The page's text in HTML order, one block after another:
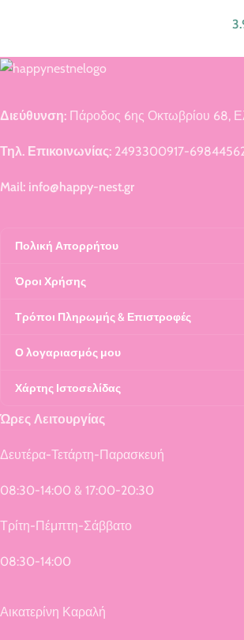
Διεύθυνση: Πάροδος 6ης Οκτωβρίου 68,
Τηλ. Επικοινωνίας: 2493300917-
Mail: info@happy-nest.gr
Πολική Απορρήτου
Όροι Χρήσης
Τρόποι Πληρωμής & Επιστροφές
Ο λογαριασμός μου
Χάρτης Ιστοσελίδας
Ώρες Λειτουργίας
Δευτέρα-Τετάρτη-Παρασκευή
08:30-14:00 & 17:00-20:30
Τρίτη-Πέμπτη-Σάββατο
08:30-14:00
Αικατερίνη Καραλή